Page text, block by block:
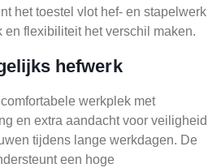
het toestel vlot hef- en stapelwerk
en flexibiliteit het verschil maken.
hefwerk
werkplek met
en extra aandacht voor veiligheid
tijdens lange werkdagen. De
een hoge